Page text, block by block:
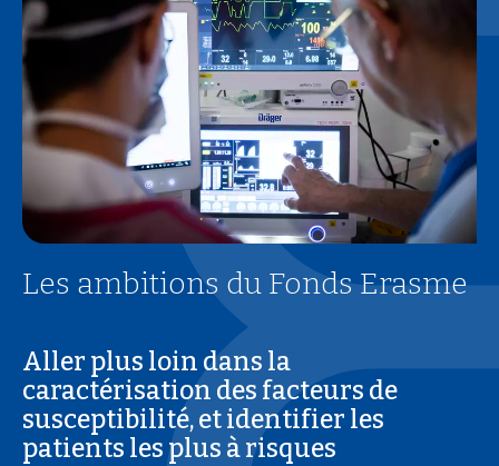
Les ambitions du Fonds Erasme
Aller plus loin dans la
caractérisation des facteurs de
susceptibilité, et identifier les
patients les plus à risques